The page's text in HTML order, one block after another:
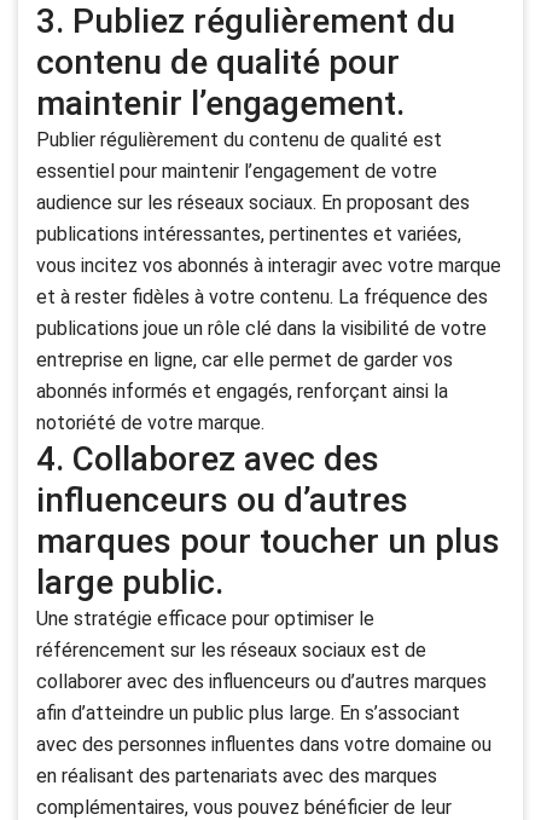
3. Publiez régulièrement du
contenu de qualité pour
maintenir l’engagement.
Publier régulièrement du contenu de qualité est
essentiel pour maintenir l’engagement de votre
audience sur les réseaux sociaux. En proposant des
publications intéressantes, pertinentes et variées,
vous incitez vos abonnés à interagir avec votre marque
et à rester fidèles à votre contenu. La fréquence des
publications joue un rôle clé dans la visibilité de votre
entreprise en ligne, car elle permet de garder vos
abonnés informés et engagés, renforçant ainsi la
notoriété de votre marque.
4. Collaborez avec des
influenceurs ou d’autres
marques pour toucher un plus
large public.
Une stratégie efficace pour optimiser le
référencement sur les réseaux sociaux est de
collaborer avec des influenceurs ou d’autres marques
afin d’atteindre un public plus large. En s’associant
avec des personnes influentes dans votre domaine ou
en réalisant des partenariats avec des marques
complémentaires, vous pouvez bénéficier de leur